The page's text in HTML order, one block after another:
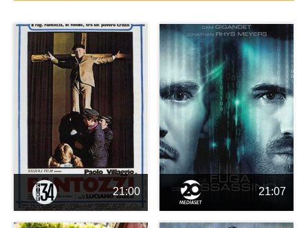
21:00 21:07